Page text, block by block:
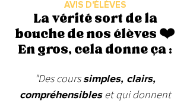
AVIS D'ÉLÈVES
La vérité sort de la
bouche de nos élèves ❤️
En gros, cela donne ça :
"Des courssimples, clairs,
compréhensibleset qui donnent